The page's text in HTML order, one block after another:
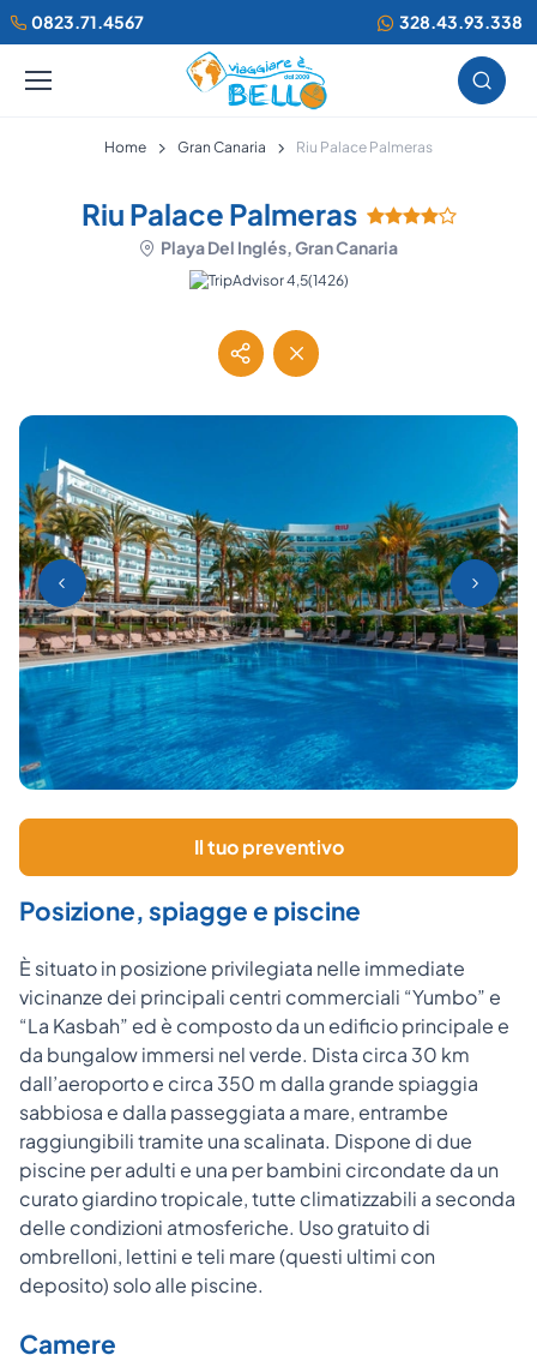
0823.71.4567 328.43.93.338
Home Gran Canaria Riu Palace Palmeras
Riu Palace Palmeras
Playa Del Inglés, Gran Canaria
(1426)
Il tuo preventivo
Posizione, spiagge e piscine
È situato in posizione privilegiata nelle immediate
vicinanze dei principali centri commerciali “Yumbo” e
“La Kasbah” ed è composto da un edificio principale e
da bungalow immersi nel verde. Dista circa 30 km
dall’aeroporto e circa 350 m dalla grande spiaggia
sabbiosa e dalla passeggiata a mare, entrambe
raggiungibili tramite una scalinata. Dispone di due
piscine per adulti e una per bambini circondate da un
curato giardino tropicale, tutte climatizzabili a seconda
delle condizioni atmosferiche. Uso gratuito di
ombrelloni, lettini e teli mare (questi ultimi con
deposito) solo alle piscine.
Camere